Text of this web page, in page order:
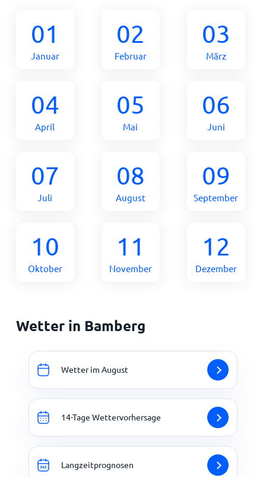
01
Januar
02
Februar
03
März
04
April
05
Mai
06
Juni
07
Juli
08
August
09
September
10
Oktober
11
November
12
Dezember
Wetter in Bamberg
Wetter im August
14-Tage Wettervorhersage
Langzeitprognosen